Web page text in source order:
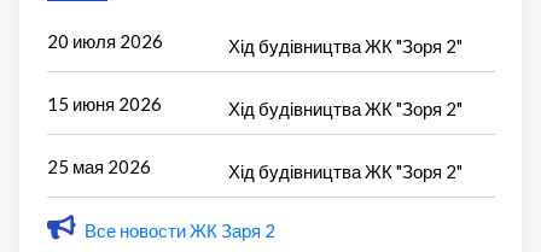
20 июля 2026 Хід будівництва ЖК "Зоря 2"
15 июня 2026 Хід будівництва ЖК "Зоря 2"
25 мая 2026 Хід будівництва ЖК "Зоря 2"
Все новости ЖК Заря 2